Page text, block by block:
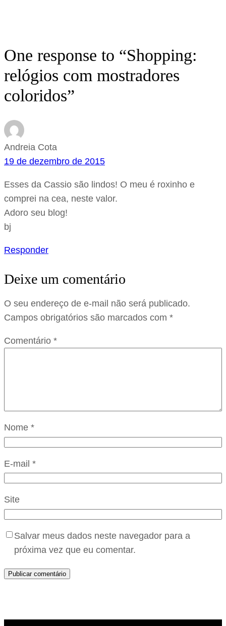
One response to “Shopping:
relógios com mostradores
coloridos”
Andreia Cota
19 de dezembro de 2015
Esses da Cassio são lindos! O meu é roxinho e
comprei na cea, neste valor.
Adoro seu blog!
bj
Responder
Deixe um comentário
O seu endereço de e-mail não será publicado.
Campos obrigatórios são marcados com *
Comentário *
Nome *
E-mail *
Site
Salvar meus dados neste navegador para a
próxima vez que eu comentar.